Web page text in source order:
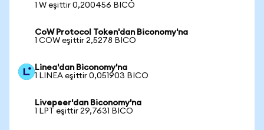
1 W eşittir 0,200456 BICO
CoW Protocol Token'dan Biconomy'na
1 COW eşittir 2,5278 BICO
Linea'dan Biconomy'na
1 LINEA eşittir 0,051903 BICO
Livepeer'dan Biconomy'na
1 LPT eşittir 29,7631 BICO